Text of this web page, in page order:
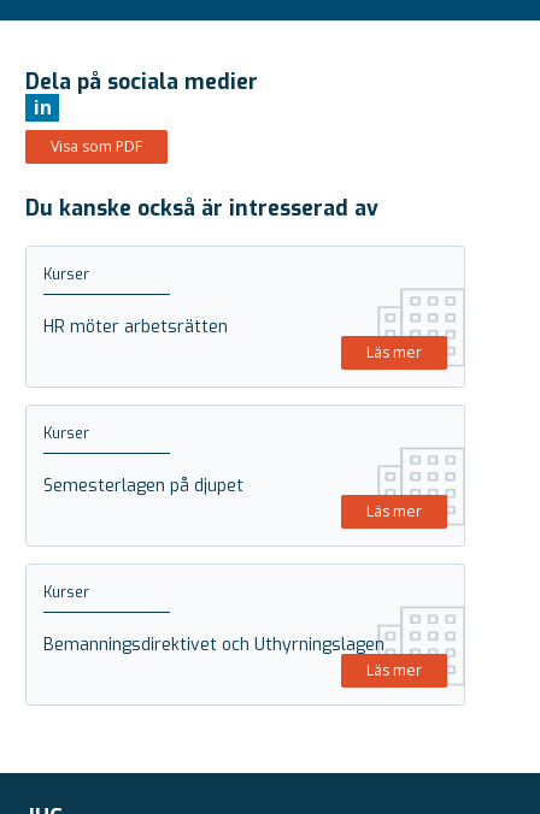
Dela på sociala medier
in
Visa som PDF
Du kanske också är intresserad av
Kurser
HR möter arbetsrätten
Läs mer
Kurser
Semesterlagen på djupet
Läs mer
Kurser
Bemanningsdirektivet och Uthyrningslagen
Läs mer